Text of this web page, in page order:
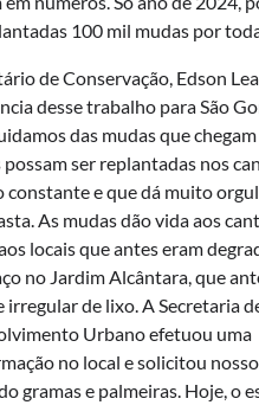
100 mil mudas por
de Conservação, Edson
desse trabalho para São
das mudas que
possam ser replantadas nos
constante e que dá muito
As mudas dão vida aos
locais que antes eram
no Jardim Alcântara, que
irregular de lixo. A Secretaria
Urbano efetuou uma
no local e solicitou
gramas e palmeiras. Hoje, o